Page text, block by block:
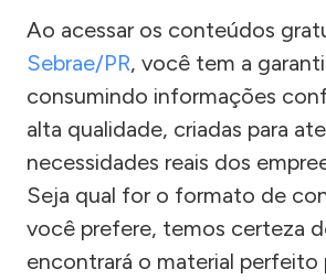
Ao acessar os conteúdos
Sebrae/PR, você tem a
consumindo informações
alta qualidade, criadas para
necessidades reais dos
Seja qual for o formato de
você prefere, temos certeza
encontrará o material perfeito